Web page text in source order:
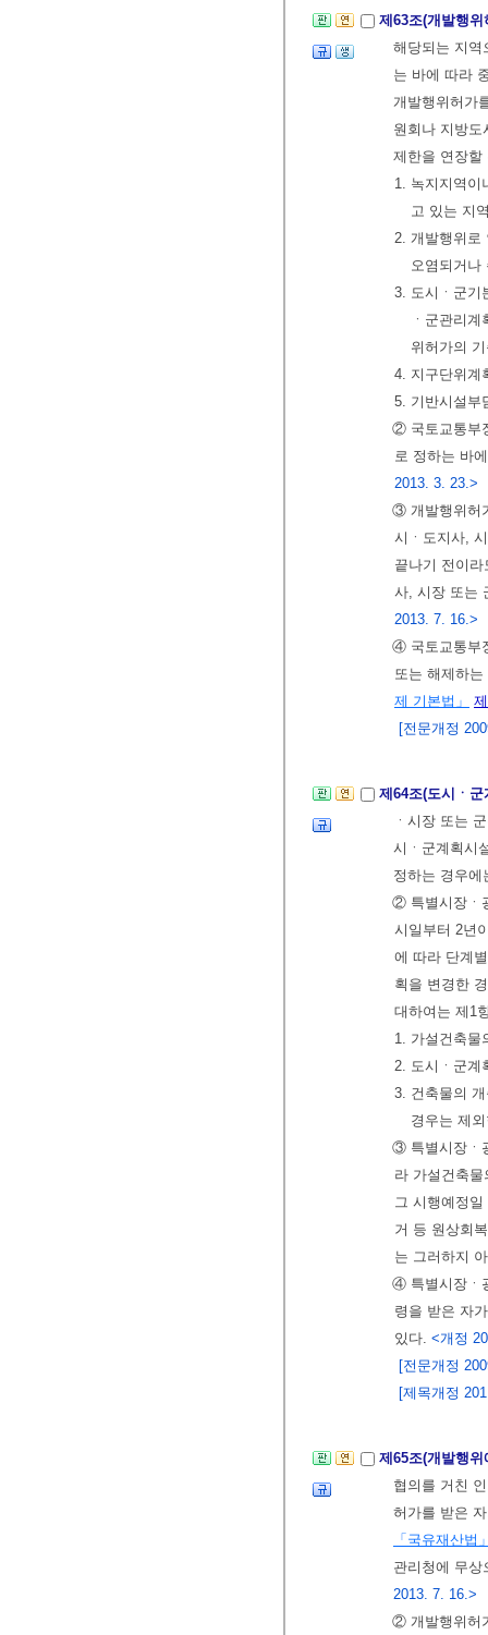
제63조(개발행
해당되는 지역
는 바에 따라
개발행위허가
원회나 지방
제한을 연장
1. 녹지지역이
고 있는 지
2. 개발행위로
오염되거나
3. 도시ㆍ군기
ㆍ군관리
위허가의
4. 지구단위계
5. 기반시설부
② 국토교통부
로 정하는 바
2013. 3. 23.>
③ 개발행위허
시ㆍ도지사,
끝나기 전이
사, 시장 또는
2013. 7. 16.>
④ 국토교통부
또는 해제하
제 기본법」
[전문개정
제64조(도시ㆍ
ㆍ시장 또는
시ㆍ군계획시
정하는 경우
② 특별시장ㆍ
시일부터 2년
에 따라 단계
획을 변경한
대하여는 제1
1. 가설건축물
2. 도시ㆍ군계
3. 건축물의
경우는 제
③ 특별시장ㆍ
라 가설건축
그 시행예정
거 등 원상회
는 그러하지
④ 특별시장ㆍ
령을 받은 자
있다. <개정
[전문개정
[제목개정
제65조(개발행
협의를 거친
허가를 받은
「국유재산법
관리청에 무
2013. 7. 16.>
② 개발행위허